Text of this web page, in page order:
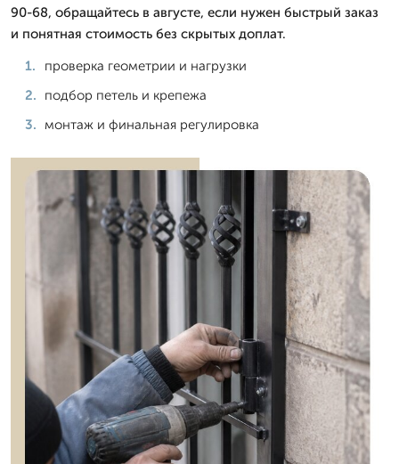
90-68, обращайтесь в августе, если нужен быстрый заказ
и понятная стоимость без скрытых доплат.
проверка геометрии и нагрузки
подбор петель и крепежа
монтаж и финальная регулировка